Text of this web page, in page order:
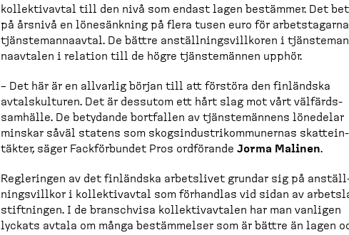
m
b
kollek­tivavtal till den nivå som endast lagen bestämmer. Det
på årsnivå en lönesänkning på flera tusen euro för
tjänste­man­naavtal. De bättre anställ­nings­villkoren i
naavtalen i relation till de högre tjänste­männen upphör.
– Det här är en allvarlig början till att förstöra den finländska
avtalskulturen. Det är dessutom ett hårt slag mot vårt välfärds­
samhälle. De betydande bortfallen av tjänste­männens lönedelar
minskar såväl statens som skogsin­du­stri­kom­mu­nernas skattein­
täkter, säger Fackför­bundet Pros ordförande Jorma Malinen.
Regleringen av det finländska arbetslivet grundar sig på
nings­villkor i kollek­tivavtal som förhandlas vid sidan av
stift­ningen. I de branschvisa kollek­tivavtalen har man vanligen
lyckats avtala om många bestäm­melser som är bättre än lagen